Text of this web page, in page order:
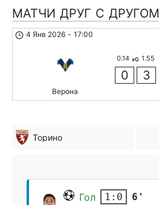
МАТЧИ ДРУГ С ДРУГОМ
4 Янв 2026 - 17:00
Верона
0.14 xG 1.55
0 3
Торино
Гол 1:0 6'